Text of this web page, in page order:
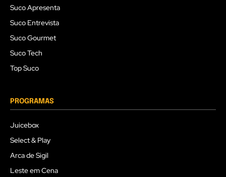
Suco Apresenta
Suco Entrevista
Suco Gourmet
Suco Tech
Top Suco
PROGRAMAS
Juicebox
Select & Play
Arca de Sigil
Leste em Cena